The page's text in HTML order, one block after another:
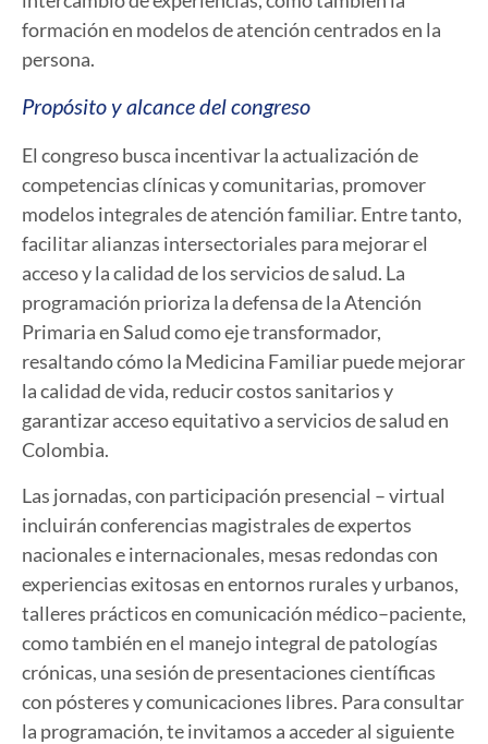
formación en modelos de atención centrados en la
persona.
Propósito y alcance del congreso
El congreso busca incentivar la actualización de
competencias clínicas y comunitarias, promover
modelos integrales de atención familiar. Entre tanto,
facilitar alianzas intersectoriales para mejorar el
acceso y la calidad de los servicios de salud. La
programación prioriza la defensa de la Atención
Primaria en Salud como eje transformador,
resaltando cómo la Medicina Familiar puede mejorar
la calidad de vida, reducir costos sanitarios y
garantizar acceso equitativo a servicios de salud en
Colombia.
Las jornadas, con participación presencial – virtual
incluirán conferencias magistrales de expertos
nacionales e internacionales, mesas redondas con
experiencias exitosas en entornos rurales y urbanos,
talleres prácticos en comunicación médico–paciente,
como también en el manejo integral de patologías
crónicas, una sesión de presentaciones científicas
con pósteres y comunicaciones libres. Para consultar
la programación, te invitamos a acceder al siguiente